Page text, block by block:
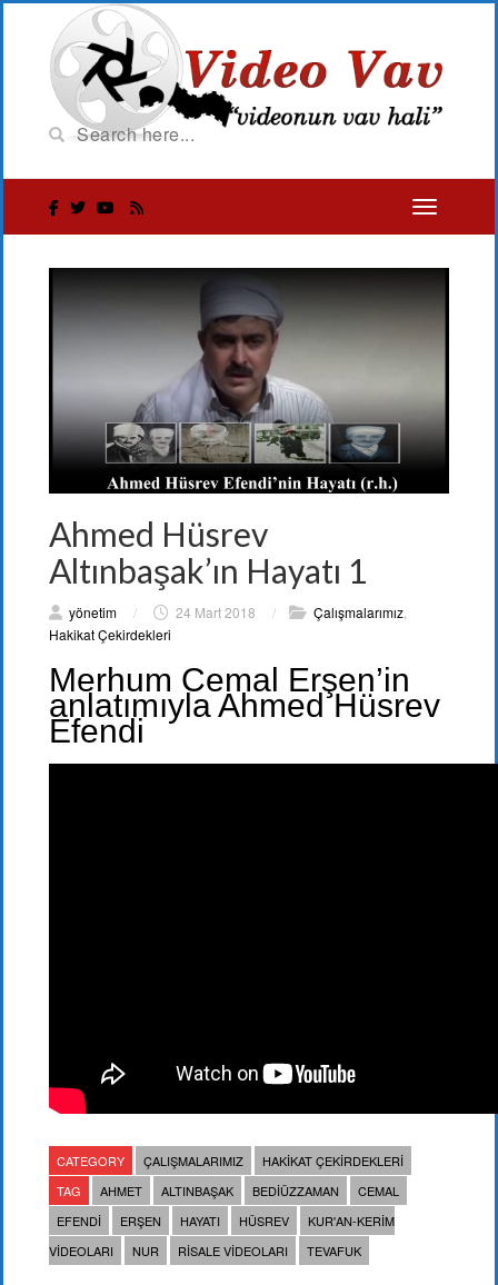
Ahmed Hüsrev
Altınbaşak’ın Hayatı 1
yönetim / 24 Mart 2018 / Çalışmalarımız
Hakikat Çekirdekleri
Merhum Cemal Erşen’in
anlatımıyla Ahmed Hüsrev
Efendi
CATEGORY ÇALIŞMALARIMIZ
HAKIKAT ÇEKIRDEKLERI
TAG
AHMET ALTINBAŞAK BEDIÜZZAMAN
CEMAL
EFENDI
ERŞEN HAYATI HÜSREV
KUR'AN-KERIM
VIDEOLARI
NUR RISALE VIDEOLARI TEVAFUK